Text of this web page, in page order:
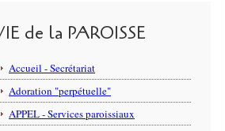
de la PAROISSE
Accueil - Secrétariat
Adoration "perpétuelle"
APPEL - Services paroissiaux